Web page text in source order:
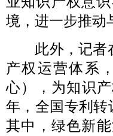
境，进一步推动
此外，记者
产权运营体系
心），为知识
年，全国专利转
其中，绿色新